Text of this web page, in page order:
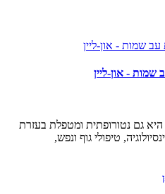
שמות - און-ליין
גם נטורופתית ומטפלת בעזרת
טיפולי גוף ונפש,